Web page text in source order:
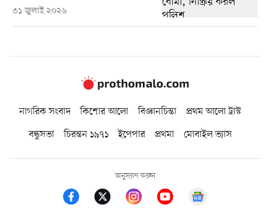
৩১ জুলাই ২০২৬
নাগরিক সংবাদ কিশোর আলো বিজ্ঞানচিন্তা
প্রথম আলো ট্রাস্ট
বন্ধুসভা
চিরন্তন ১৯৭১ ইপেপার প্রথমা মোবাইল ভ্যাস
অনুসরণ করুন